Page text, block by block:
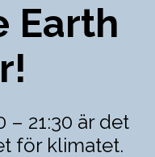
Earth
– 21:30 är det
för klimatet.